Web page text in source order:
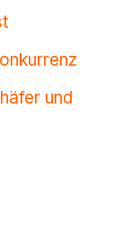
und